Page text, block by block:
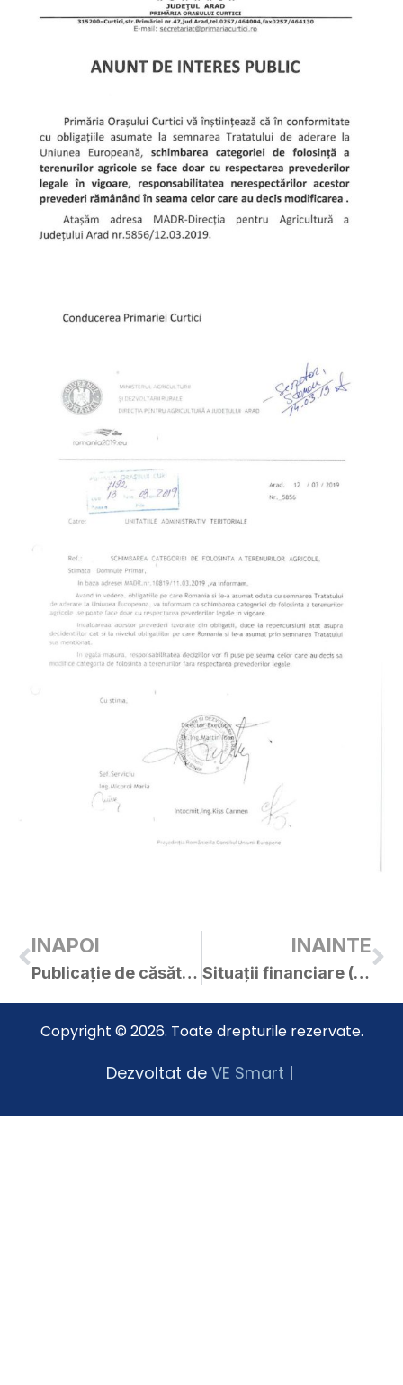
INAPOI
Publicație de căsătorie – Șipoș Claudiu / Baciu Andra
INAINTE
Situații financiare (dare de seamă contabilă) la 31.12.2018
Copyright © 2026. Toate drepturile rezervate.
Dezvoltat de VE Smart |